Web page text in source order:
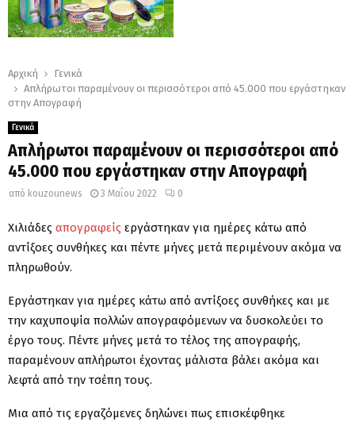
Αρχική
Γενικά
Απλήρωτοι παραμένουν οι περισσότεροι από 45.000 που εργάστηκαν
στην Απογραφή
Γενικά
Απλήρωτοι παραμένουν οι περισσότεροι από
45.000 που εργάστηκαν στην Απογραφή
από kouzounews 3 Μαΐου 2022 0
Χιλιάδες απογραφείς εργάστηκαν για ημέρες κάτω από
αντίξοες συνθήκες και πέντε μήνες μετά περιμένουν ακόμα να
πληρωθούν.
Εργάστηκαν για ημέρες κάτω από αντίξοες συνθήκες και με
την καχυποψία πολλών απογραφόμενων να δυσκολεύει το
έργο τους. Πέντε μήνες μετά το τέλος της απογραφής,
παραμένουν απλήρωτοι έχοντας μάλιστα βάλει ακόμα και
λεφτά από την τσέπη τους.
Μια από τις εργαζόμενες δηλώνει πως επισκέφθηκε